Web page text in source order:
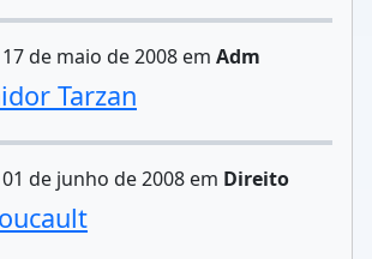
de maio de 2008 em Adm
Tarzan
de junho de 2008 em Direito